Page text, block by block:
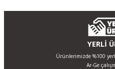
YERLİ
Ürünlerimizde %100
Ar-Ge